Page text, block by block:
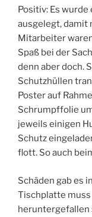
Positiv: Es
ausgelegt, damit
Mitarbeiter
Spaß bei der
denn aber doch.
Schutzhüllen
Poster auf
Schrumpffolie
jeweils einigen
Schutz
flott. So auch
Schäden gab es
Tischplatte
heruntergefallen